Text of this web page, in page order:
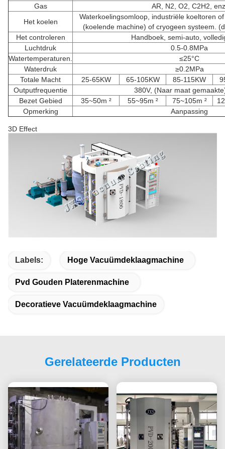
Gas
AR, N2, O2, C2H2,
Het koelen
Waterkoelingsomloop, industriële koeltoren
(koelende machine) of cryogeen systeem.
Het controleren
Handboek, semi-auto,
Luchtdruk
0.5-0.8MPa
Watertemperaturen.
≤25°C
Waterdruk
≥0.2MPa
Totale Macht
25-65KW 65-105KW 85-115KW
Outputfrequentie
380V, (Naar maat
Bezet Gebied
35~50m ² 55~95m ² 75~105m ²
Opmerking
Aanpassing
3D Effect
Labels: Hoge Vacuümdeklaagmachine
Pvd Gouden Platerenmachine
Decoratieve Vacuümdeklaagmachine
Gerelateerde Producten